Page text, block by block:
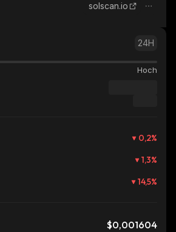
solscan.io
24H
Hoch
0,2%
1,3%
14,5%
$0,001604